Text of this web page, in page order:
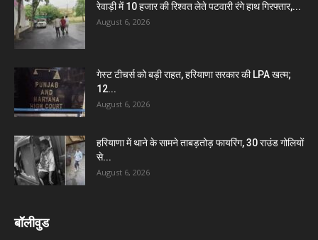
रेवाड़ी में 10 हजार की रिश्वत लेते पटवारी रंगे हाथ गिरफ्तार,...
August 6, 2026
गेस्ट टीचर्स को बड़ी राहत, हरियाणा सरकार की LPA खत्म;
12...
August 6, 2026
हरियाणा में थाने के सामने ताबड़तोड़ फायरिंग, 30 राउंड गोलियों
से...
August 6, 2026
बॉलीवुड